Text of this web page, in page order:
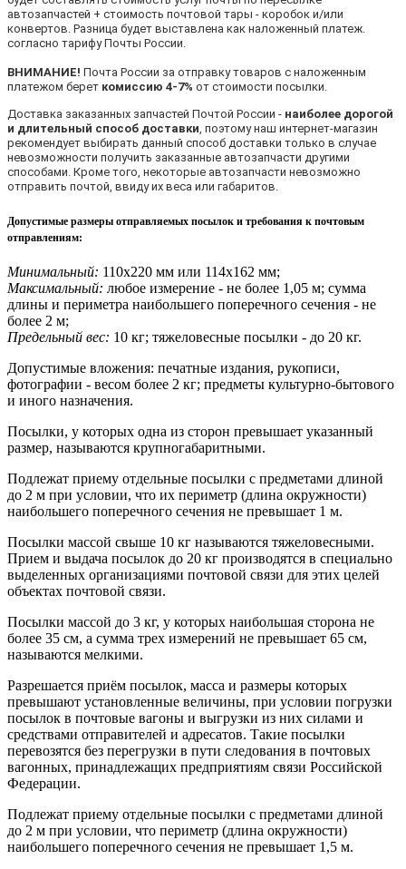
автозапчастей + стоимость почтовой тары - коробок и/или
конвертов. Разница будет выставлена как наложенный платеж.
согласно тарифу Почты России.
ВНИМАНИЕ! Почта России за отправку товаров с наложенным
платежом берет комиссию 4-7% от стоимости посылки.
Доставка заказанных запчастей Почтой России - наиболее дорогой
и длительный способ доставки , поэтому наш интернет-магазин
рекомендует выбирать данный способ доставки только в случае
невозможности получить заказанные автозапчасти другими
способами. Кроме того, некоторые автозапчасти невозможно
отправить почтой, ввиду их веса или габаритов.
Допустимые размеры отправляемых посылок и требования к почтовым
отправлениям:
Минимальный: 110х220 мм или 114х162 мм;
Максимальный: любое измерение - не более 1,05 м; сумма
длины и периметра наибольшего поперечного сечения - не
более 2 м;
Предельный вес: 10 кг; тяжеловесные посылки - до 20 кг.
Допустимые вложения: печатные издания, рукописи,
фотографии - весом более 2 кг; предметы культурно-бытового
и иного назначения.
Посылки, у которых одна из сторон превышает указанный
размер, называются крупногабаритными.
Подлежат приему отдельные посылки с предметами длиной
до 2 м при условии, что их периметр (длина окружности)
наибольшего поперечного сечения не превышает 1 м.
Посылки массой свыше 10 кг называются тяжеловесными.
Прием и выдача посылок до 20 кг производятся в специально
выделенных организациями почтовой связи для этих целей
объектах почтовой связи.
Посылки массой до 3 кг, у которых наибольшая сторона не
более 35 см, а сумма трех измерений не превышает 65 см,
называются мелкими.
Разрешается приём посылок, масса и размеры которых
превышают установленные величины, при условии погрузки
посылок в почтовые вагоны и выгрузки из них силами и
средствами отправителей и адресатов. Такие посылки
перевозятся без перегрузки в пути следования в почтовых
вагонных, принадлежащих предприятиям связи Российской
Федерации.
Подлежат приему отдельные посылки с предметами длиной
до 2 м при условии, что периметр (длина окружности)
наибольшего поперечного сечения не превышает 1,5 м.